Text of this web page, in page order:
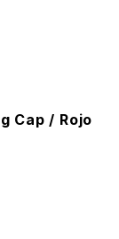
Cap / Rojo